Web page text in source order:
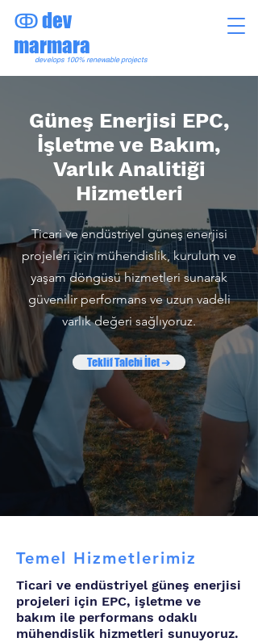
ↂdev
marmara
develops 100%renewableprojects
Güneş Enerjisi EPC,
İşletme ve Bakım,
Varlık Analitiği
Hizmetleri
Ticari ve endüstriyel güneş enerjisi
projeleri için mühendislik, kurulum ve
yaşam döngüsü hizmetleri sunarak
güvenilir performans ve uzun vadeli
varlık değeri sağlıyoruz.
Teklif Talebi İlet ➔
Temel Hizmetlerimiz
Ticari ve endüstriyel güneş enerjisi
projeleri için EPC, işletme ve
bakım ile performans odaklı
mühendislik hizmetleri sunuyoruz.